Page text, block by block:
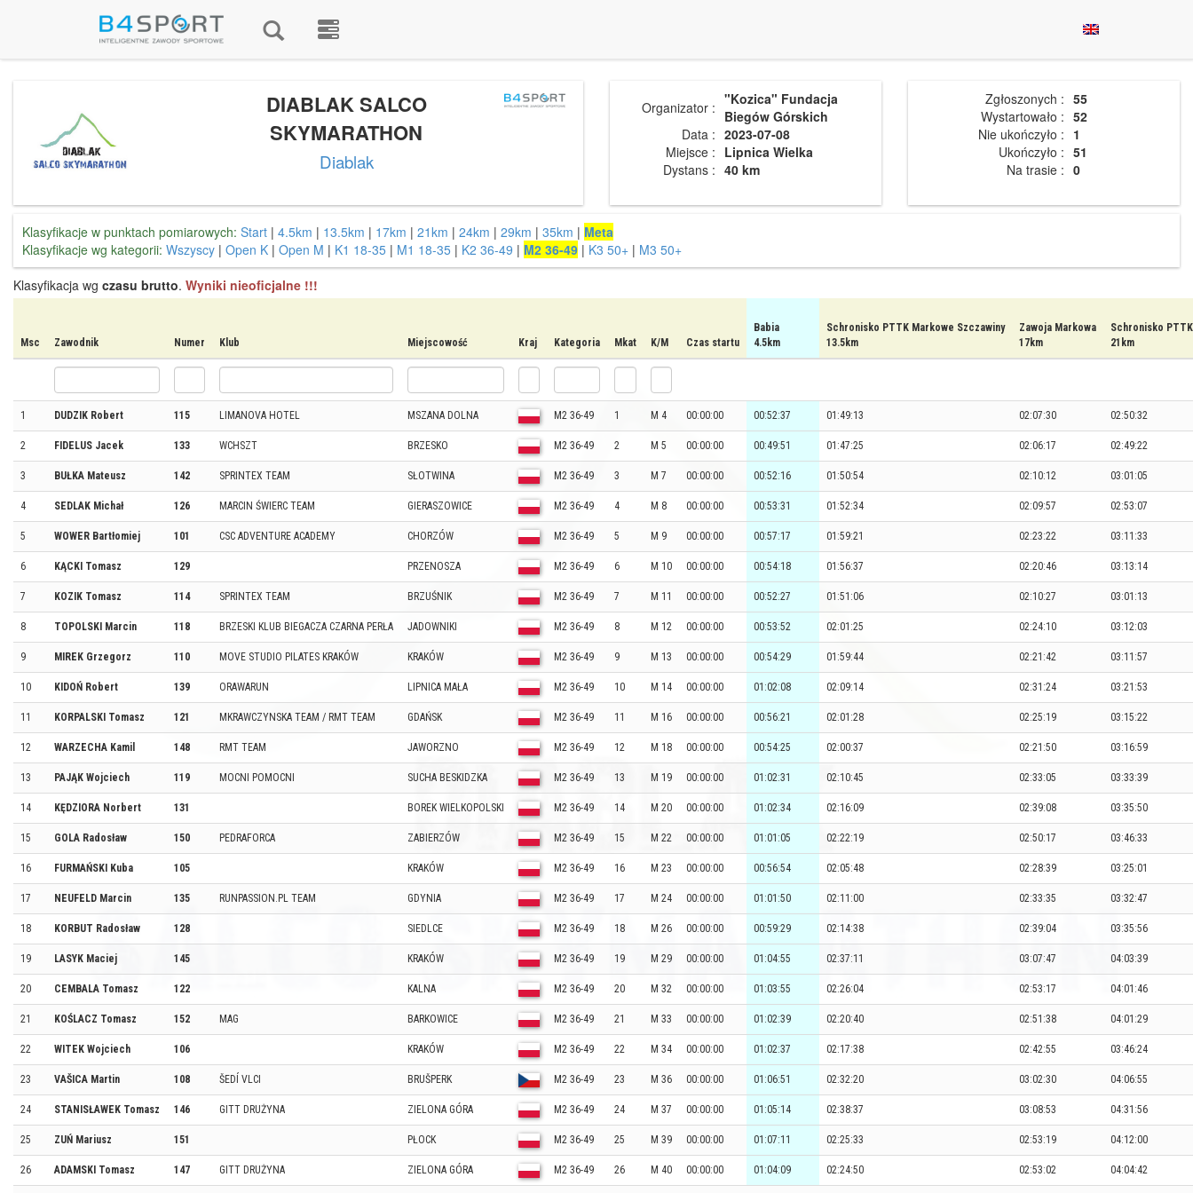
DIABLAK SALCO
SKYMARATHON
Diablak
Organizator : "Kozica" Fundacja
Biegów Górskich
Data : 2023-07-08
Miejsce : Lipnica Wielka
Dystans : 40 km
Zgłoszonych : 55
Wystartowało : 52
Nie ukończyło : 1
Ukończyło : 51
Na trasie : 0
Klasyfikacje w punktach pomiarowych: Start | 4.5km | 13.5km | 17km | 21km | 24km | 29km | 35km | Meta
Klasyfikacje wg kategorii: Wszyscy | Open K | Open M | K1 18-35 | M1 18-35 | K2 36-49 | M2 36-49 | K3 50+ | M3 50+
Klasyfikacja wg czasu brutto. Wyniki nieoficjalne !!!
Msc Zawodnik Numer Klub Miejscowość Kraj Kategoria Mkat K/M Czas startu
Babia
4.5km
Schronisko PTTK Markowe Szczawiny
13.5km
Zawoja Markowa
17km
Schronisko
21km
1 DUDZIK Robert 115 LIMANOVA HOTEL MSZANA DOLNA M2 36-49 1 M 4 00:00:00 00:52:37 01:49:13 02:07:30 02:50:32
2 FIDELUS Jacek 133 WCHSZT BRZESKO M2 36-49 2 M 5 00:00:00 00:49:51 01:47:25 02:06:17 02:49:22
3 BUŁKA Mateusz 142 SPRINTEX TEAM SŁOTWINA M2 36-49 3 M 7 00:00:00 00:52:16 01:50:54 02:10:12 03:01:05
4 SEDLAK Michał 126 MARCIN ŚWIERC TEAM GIERASZOWICE M2 36-49 4 M 8 00:00:00 00:53:31 01:52:34 02:09:57 02:53:07
5 WOWER Bartłomiej 101 CSC ADVENTURE ACADEMY CHORZÓW M2 36-49 5 M 9 00:00:00 00:57:17 01:59:21 02:23:22 03:11:33
6 KĄCKI Tomasz 129 PRZENOSZA M2 36-49 6 M 10 00:00:00 00:54:18 01:56:37 02:20:46 03:13:14
7 KOZIK Tomasz 114 SPRINTEX TEAM BRZUŚNIK M2 36-49 7 M 11 00:00:00 00:52:27 01:51:06 02:10:27 03:01:13
8 TOPOLSKI Marcin 118 BRZESKI KLUB BIEGACZA CZARNA PERŁA JADOWNIKI M2 36-49 8 M 12 00:00:00 00:53:52 02:01:25 02:24:10 03:12:03
9 MIREK Grzegorz 110 MOVE STUDIO PILATES KRAKÓW KRAKÓW M2 36-49 9 M 13 00:00:00 00:54:29 01:59:44 02:21:42 03:11:57
10 KIDOŃ Robert 139 ORAWARUN LIPNICA MAŁA M2 36-49 10 M 14 00:00:00 01:02:08 02:09:14 02:31:24 03:21:53
11 KORPALSKI Tomasz 121 MKRAWCZYNSKA TEAM / RMT TEAM GDAŃSK M2 36-49 11 M 16 00:00:00 00:56:21 02:01:28 02:25:19 03:15:22
12 WARZECHA Kamil 148 RMT TEAM JAWORZNO M2 36-49 12 M 18 00:00:00 00:54:25 02:00:37 02:21:50 03:16:59
13 PAJĄK Wojciech 119 MOCNI POMOCNI SUCHA BESKIDZKA M2 36-49 13 M 19 00:00:00 01:02:31 02:10:45 02:33:05 03:33:39
14 KĘDZIORA Norbert 131 BOREK WIELKOPOLSKI M2 36-49 14 M 20 00:00:00 01:02:34 02:16:09 02:39:08 03:35:50
15 GOLA Radosław 150 PEDRAFORCA ZABIERZÓW M2 36-49 15 M 22 00:00:00 01:01:05 02:22:19 02:50:17 03:46:33
16 FURMAŃSKI Kuba 105 KRAKÓW M2 36-49 16 M 23 00:00:00 00:56:54 02:05:48 02:28:39 03:25:01
17 NEUFELD Marcin 135 RUNPASSION.PL TEAM GDYNIA M2 36-49 17 M 24 00:00:00 01:01:50 02:11:00 02:33:35 03:32:47
18 KORBUT Radosław 128 SIEDLCE M2 36-49 18 M 26 00:00:00 00:59:29 02:14:38 02:39:04 03:35:56
19 LASYK Maciej 145 KRAKÓW M2 36-49 19 M 29 00:00:00 01:04:55 02:37:11 03:07:47 04:03:39
20 CEMBALA Tomasz 122 KALNA M2 36-49 20 M 32 00:00:00 01:03:55 02:26:04 02:53:17 04:01:46
21 KOŚLACZ Tomasz 152 MAG BARKOWICE M2 36-49 21 M 33 00:00:00 01:02:39 02:20:40 02:51:38 04:01:29
22 WITEK Wojciech 106 KRAKÓW M2 36-49 22 M 34 00:00:00 01:02:37 02:17:38 02:42:55 03:46:24
23 VAŠICA Martin 108 ŠEDÍ VLCI BRUŠPERK M2 36-49 23 M 36 00:00:00 01:06:51 02:32:20 03:02:30 04:06:55
24 STANISŁAWEK Tomasz 146 GITT DRUŻYNA ZIELONA GÓRA M2 36-49 24 M 37 00:00:00 01:05:14 02:38:37 03:08:53 04:31:56
25 ZUŃ Mariusz 151 PŁOCK M2 36-49 25 M 39 00:00:00 01:07:11 02:25:33 02:53:19 04:12:00
26 ADAMSKI Tomasz 147 GITT DRUŻYNA ZIELONA GÓRA M2 36-49 26 M 40 00:00:00 01:04:09 02:24:50 02:53:02 04:04:42